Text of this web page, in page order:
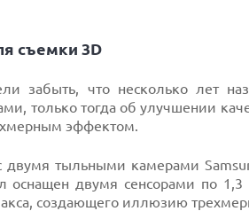
съемки 3D
забыть, что несколько лет
только тогда об улучшении
эффектом.
двумя тыльными камерами
оснащен двумя сенсорами по
создающего иллюзию